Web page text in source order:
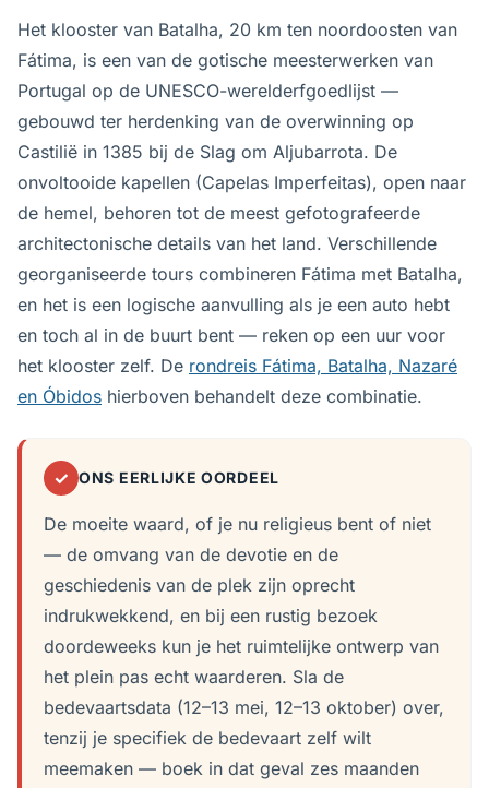
Het klooster van Batalha, 20 km ten noordoosten van
Fátima, is een van de gotische meesterwerken van
Portugal op de UNESCO-werelderfgoedlijst —
gebouwd ter herdenking van de overwinning op
Castilië in 1385 bij de Slag om Aljubarrota. De
onvoltooide kapellen (Capelas Imperfeitas), open naar
de hemel, behoren tot de meest gefotografeerde
architectonische details van het land. Verschillende
georganiseerde tours combineren Fátima met Batalha,
en het is een logische aanvulling als je een auto hebt
en toch al in de buurt bent — reken op een uur voor
het klooster zelf. De rondreis Fátima, Batalha, Nazaré
en Óbidos hierboven behandelt deze combinatie.
✓ ONS EERLIJKE OORDEEL
De moeite waard, of je nu religieus bent of niet
— de omvang van de devotie en de
geschiedenis van de plek zijn oprecht
indrukwekkend, en bij een rustig bezoek
doordeweeks kun je het ruimtelijke ontwerp van
het plein pas echt waarderen. Sla de
bedevaartsdata (12–13 mei, 12–13 oktober) over,
tenzij je specifiek de bedevaart zelf wilt
meemaken — boek in dat geval zes maanden